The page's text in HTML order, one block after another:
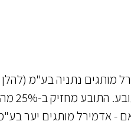
מותגים נתניה בע"מ
אדמירל). אדמירל מפעילה חנות למכירת בגדי מותגים בעיר
- אדמירל מותגים יער